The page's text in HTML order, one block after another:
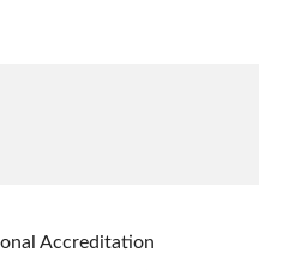
Accreditation